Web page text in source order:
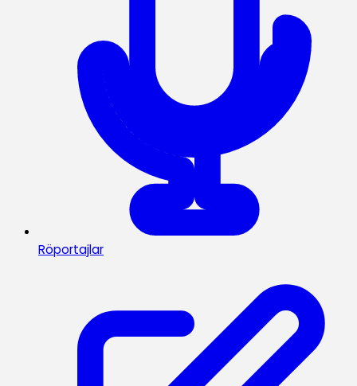
Röportajlar